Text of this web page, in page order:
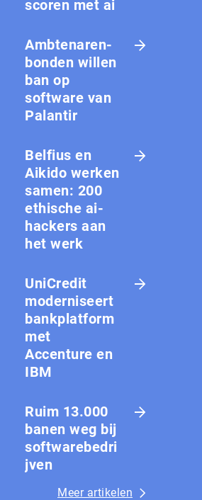
scoren met ai
Amb­te­na­ren­
bon­den willen
ban op
software van
Palantir
Belfius en
Aikido werken
samen: 200
ethische ai-
hackers aan
het werk
UniCredit
moderniseert
bankplatform
met
Accenture en
IBM
Ruim 13.000
banen weg bij
softwarebedri
jven
Meer artikelen